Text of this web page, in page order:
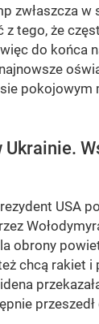
zwłaszcza w
z tego, że
do końca
pokojowym
USA
obrony
chcą rakiet i